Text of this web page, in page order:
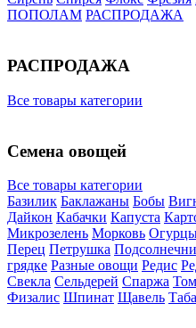
ПОПОЛАМ РАСПРОДАЖА
РАСПРОДАЖА
Все товары категории
Семена овощей
Все товары категории
Базилик Баклажаны Бобы
Дайкон Кабачки Капуста
Микрозелень Морковь
Перец Петрушка
грядке Разные овощи Редис
Свекла Сельдерей Спаржа
Физалис Шпинат Щавель